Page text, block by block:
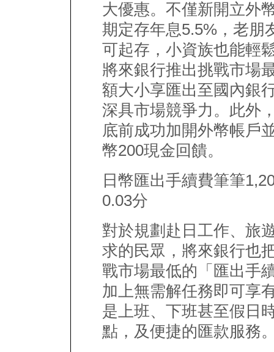
大優惠。不僅新開立外
期定存年息5.5%，老朋
可起存，小資族也能輕
將來銀行推出挑戰市場
額大小享匯出至國內銀
深具市場競爭力。此外
底前成功加開外幣帳戶
幣200現金回饋。
日幣匯出手續費筆筆
0.03分
對於規劃赴日工作、旅
求的民眾，將來銀行也
戰市場最低的「匯出手
加上無需解任務即可享
是上班、下班甚至假日
點，及便捷的匯款服務